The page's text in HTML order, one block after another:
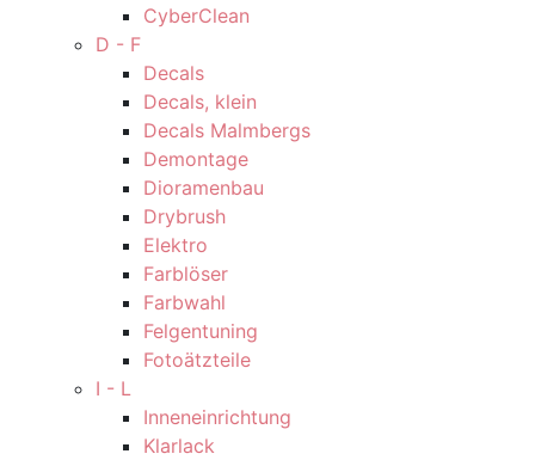
CyberClean
D - F
Decals
Decals, klein
Decals Malmbergs
Demontage
Dioramenbau
Drybrush
Elektro
Farblöser
Farbwahl
Felgentuning
Fotoätzteile
I - L
Inneneinrichtung
Klarlack